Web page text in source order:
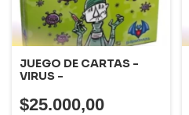
JUEGO DE CARTAS -
VIRUS -
$25.000,00